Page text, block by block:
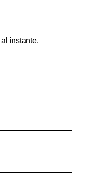
instante.